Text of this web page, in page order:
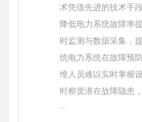
术凭借先进的技术手
降低电力系统故障率
时监测与数据采集，
统电力系统在故障预
维人员难以实时掌握
时察觉潜在故障隐患
···